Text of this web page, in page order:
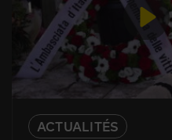
ACTUALITÉS